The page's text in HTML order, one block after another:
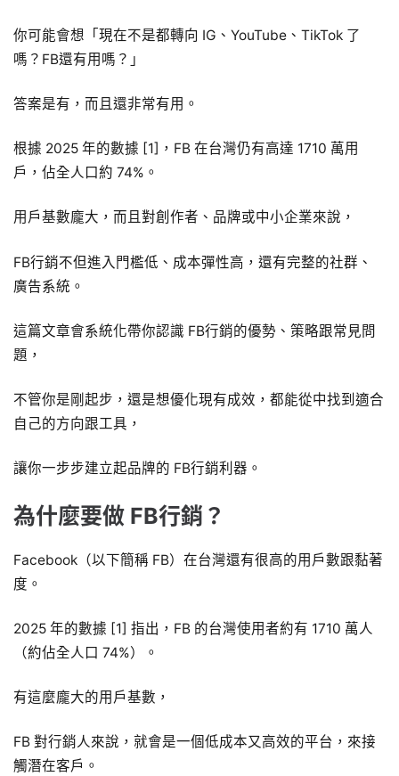
你可能會想「現在不是都轉向 IG、YouTube、TikTok 了
嗎？FB還有用嗎？」
答案是有，而且還非常有用。
根據 2025 年的數據 [1]，FB 在台灣仍有高達 1710 萬用
戶，佔全人口約 74%。
用戶基數龐大，而且對創作者、品牌或中小企業來說，
FB行銷不但進入門檻低、成本彈性高，還有完整的社群、
廣告系統。
這篇文章會系統化帶你認識 FB行銷的優勢、策略跟常見問
題，
不管你是剛起步，還是想優化現有成效，都能從中找到適合
自己的方向跟工具，
讓你一步步建立起品牌的 FB行銷利器。
為什麼要做 FB行銷？
Facebook（以下簡稱 FB）在台灣還有很高的用戶數跟黏著
度。
2025 年的數據 [1] 指出，FB 的台灣使用者約有 1710 萬人
（約佔全人口 74%）。
有這麼龐大的用戶基數，
FB 對行銷人來說，就會是一個低成本又高效的平台，來接
觸潛在客戶。